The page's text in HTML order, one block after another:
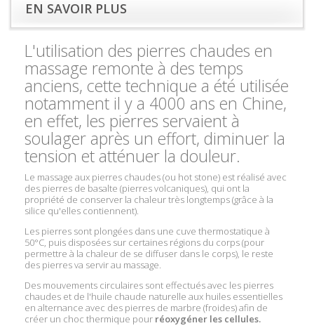
EN SAVOIR PLUS
L'utilisation des pierres chaudes en
massage remonte à des temps
anciens, cette technique a été utilisée
notamment il y a 4000 ans en Chine,
en effet, les pierres servaient à
soulager après un effort, diminuer la
tension et atténuer la douleur.
Le massage aux pierres chaudes (ou hot stone) est réalisé avec
des pierres de basalte (pierres volcaniques), qui ont la
propriété de conserver la chaleur très longtemps (grâce à la
silice qu'elles contiennent).
Les pierres sont plongées dans une cuve thermostatique à
50°C, puis disposées sur certaines régions du corps (pour
permettre à la chaleur de se diffuser dans le corps), le reste
des pierres va servir au massage.
Des mouvements circulaires sont effectués avec les pierres
chaudes et de l'huile chaude naturelle aux huiles essentielles
en alternance avec des pierres de marbre (froides) afin de
créer un choc thermique pour réoxygéner les cellules.